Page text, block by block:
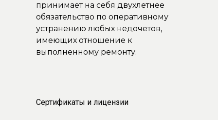
принимает на себя двухлетнее
обязательство по оперативному
устранению любых недочетов,
имеющих отношение к
выполненному ремонту.
Сертификаты и лицензии